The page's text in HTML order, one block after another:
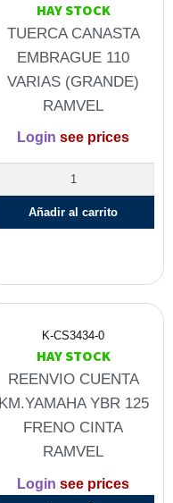
HAY STOCK
TUERCA CANASTA
EMBRAGUE 110
VARIAS (GRANDE)
RAMVEL
Login see prices
Añadir al carrito
K-CS3434-0
HAY STOCK
REENVIO CUENTA
KM.YAMAHA YBR 125
FRENO CINTA
RAMVEL
Login see prices